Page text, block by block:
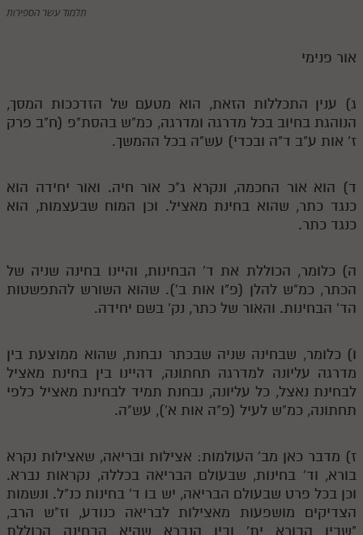
בעל הסולם
אתר הבית
דף היומי בזוהר הקדוש
תלמוד עשר הספירות
אור פנימי
ג) ענין התכללות הזאת, הוא מטעם של הזדככות המסך,
הנוהגת בחיוב בכל מדרגה ומדרגה, כמ"ש בהסת"פ (ח"ב פרק
ז' אות ע"ב ד"ה ובכדי) עש"ה בכל ההמשך.
ד) הוא אור החכמה, ונקרא ג"כ אור חיה. ואור יחידה הוא
כנגד כתר, שהוא בחינת מאציל. וכן המוח שבעצמות, הוא
כנגד כתר.
ה) כלומר, הכוללת את ד' הבחינות, והיינו בחינה שניה של
הכתר, כמ"ש להלן (פ"ו אות ב'). שהוא השורש להתפשטות
הד' הבחינות. והאור של כתר, נק' בשם יחידה.
ו) כלומר, שבחינה שניה שבכתר נבחנת, שהוא ממוצעת בין
מדרגה עליונה למדרגה תחתונה, דהיינו בין בחינת מאציל
לבחינת נאצל, כל עליונה, נבחנת תמיד לבחינת מאציל כלפי
תחתונה, כמ"ש לעיל (פ"ה אות א'), עש"ה.
ז) מדבר כאן מב' העולמות: אצילות ובריאה, שאצילות נקרא
בורא, וד' בחינות, שבעולם הבריאה בכללה, נקראות נברא.
וכן בכל פרט שבעולם הבריאה, יש בו ד' בחינות כנ"ל. ונשמות
הצדיקים מושפעות מאצילות לבריאה כנודע, וז"ש הרב,
"שבין הבורא ית' ובין הנברא שהיא הבחינה הכוללת